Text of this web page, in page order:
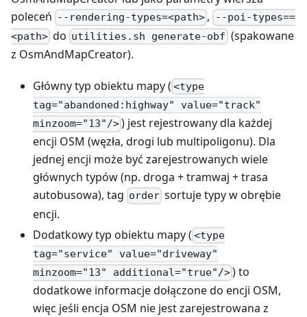
poleceń --rendering-types=<path> ,
--poi-types==
<path> do utilities.sh generate-obf (spakowane
z OsmAndMapCreator).
Główny typ obiektu mapy ( <type
tag="abandoned:highway" value="track"
minzoom="13"/>) jest rejestrowany dla każdej
encji OSM (węzła, drogi lub multipoligonu). Dla
jednej encji może być zarejestrowanych wiele
głównych typów (np. droga + tramwaj + trasa
autobusowa), tag order sortuje typy w obrębie
encji.
Dodatkowy typ obiektu mapy ( <type
tag="service" value="driveway"
minzoom="13" additional="true"/>) to
dodatkowe informacje dołączone do encji OSM,
więc jeśli encja OSM nie jest zarejestrowana z